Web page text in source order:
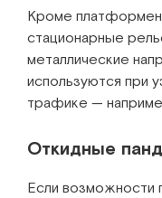
Кроме
стационарные
металлические
используются при
трафике —
Откидные
Если возможности